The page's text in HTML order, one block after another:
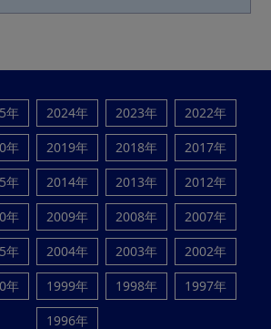
年 2024年 2023年
2022年
年 2019年 2018年
2017年
年 2014年 2013年
2012年
年 2009年 2008年
2007年
年 2004年 2003年
2002年
年 1999年 1998年
1997年
1996年